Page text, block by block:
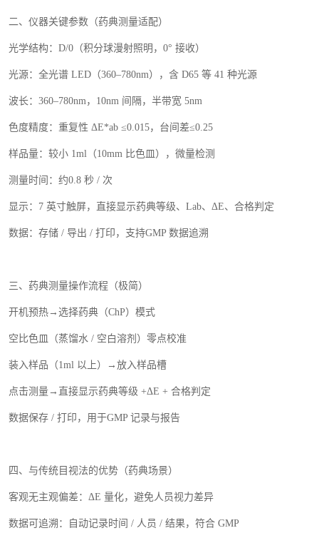
二、仪器关键参数（药典测量适配）
光学结构： D/0 （积分球漫射照明， 0° 接收）
光源：全光谱 LED （360–780nm），含 D65 等 41 种光源
波长： 360–780nm， 10nm 间隔，半带宽 5nm
色度精度：重复性 ΔE*ab ≤0.015，台间差≤0.25
样品量：较小 1ml （10mm 比色皿），微量检测
测量时间：约0.8 秒 / 次
显示： 7 英寸触屏，直接显示药典等级、 Lab、ΔE、合格判定
数据：存储 / 导出 / 打印，支持GMP 数据追溯
三、药典测量操作流程（极简）
开机预热 →选择药典（ChP）模式
空比色皿（蒸馏水 / 空白溶剂）零点校准
装入样品（1ml 以上）→放入样品槽
点击测量 →直接显示药典等级 +ΔE + 合格判定
数据保存 / 打印，用于GMP 记录与报告
四、与传统目视法的优势（药典场景）
客观无主观偏差： ΔE 量化，避免人员视力差异
数据可追溯：自动记录时间 / 人员 / 结果，符合 GMP